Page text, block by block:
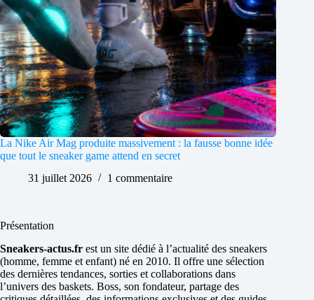
La Nike Air Mag produite massivement : la fausse bonne idée
que tout le sneaker game attend en secret
31 juillet 2026
1 commentaire
Présentation
Sneakers-actus.fr est un site dédié à l’actualité des sneakers
(homme, femme et enfant) né en 2010. Il offre une sélection
des dernières tendances, sorties et collaborations dans
l’univers des baskets. Boss, son fondateur, partage des